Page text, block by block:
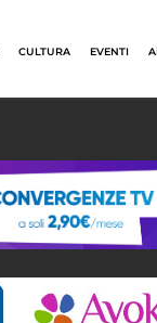
CULTURA EVENTI